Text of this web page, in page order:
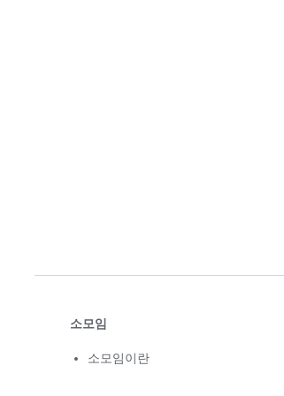
소모임
소모임이란